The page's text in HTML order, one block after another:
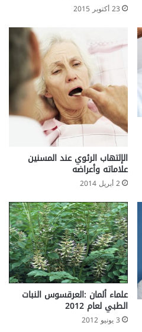
23 أكتوبر 2015
الإلتهاب الرئوي عند المسنين
علاماته وأعراضه
2 أبريل 2014
علماء ألمان :العرقسوس النبات
الطبي لعام 2012
3 يونيو 2012